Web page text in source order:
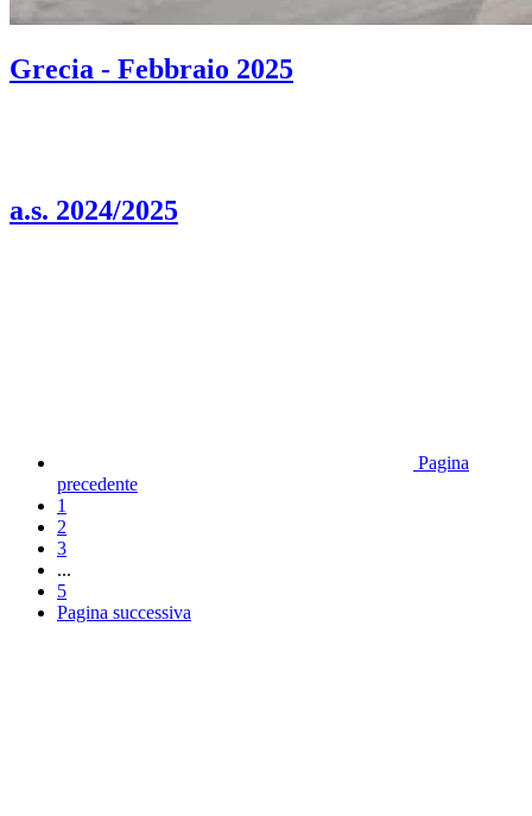
Grecia - Febbraio 2025
a.s. 2024/2025
Pagina
precedente
1
2
3
...
5
Pagina successiva